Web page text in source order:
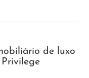
de luxo